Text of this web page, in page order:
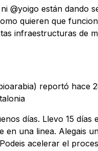
@yoigo están dando
quieren que
infraestructuras de
reportó hace
días. Llevo 15 días
en una linea. Alegais
acelerar el